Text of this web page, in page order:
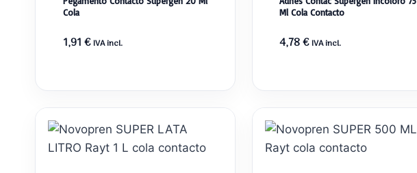
Cola
1,91 € IVA incl.
Ml Cola Contacto
4,78€ IVA incl.